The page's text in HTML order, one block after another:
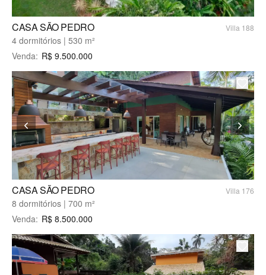
CASA SÃO PEDRO Villa 188
4 dormitórios | 530 m²
Venda: R$ 9.500.000
CASA SÃO PEDRO Villa 176
8 dormitórios | 700 m²
Venda: R$ 8.500.000